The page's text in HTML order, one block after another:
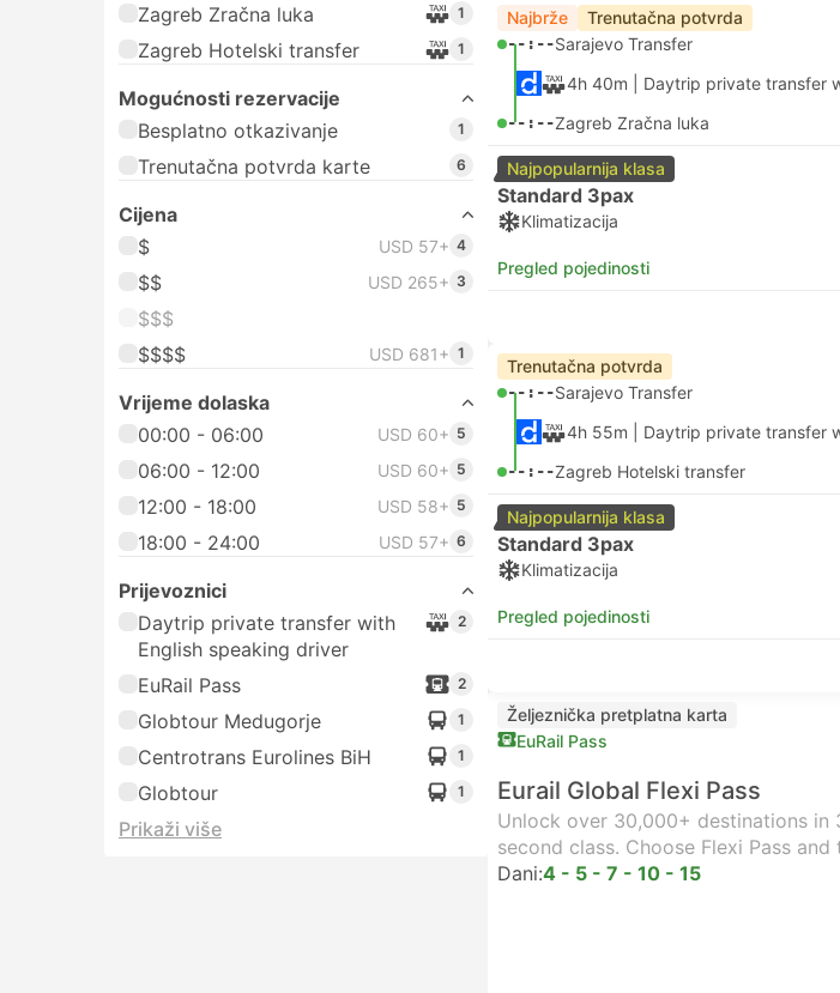
Zagreb Zračna luka 1
Zagreb Hotelski transfer 1
Mogućnosti rezervacije
Besplatno otkazivanje
1
Trenutačna potvrda karte 6
Cijena
$
USD 57+ 4
$$ USD 265+ 3
$$$
$$$$
USD 681+ 1
Vrijeme dolaska
00:00 - 06:00
USD 60+ 5
06:00 - 12:00 USD 60+ 5
12:00 - 18:00 USD 58+ 5
18:00 - 24:00 USD 57+ 6
Prijevoznici
Daytrip private transfer with
English speaking driver
2
EuRail Pass 2
Globtour Medugorje 1
Centrotrans Eurolines BiH 1
Globtour 1
Prikaži više
Najbrže Trenutačna potvrda
--:--Sarajevo Transfer
4h 40m | Daytrip private transfer
--:--Zagreb Zračna luka
Najpopularnija klasa
Standard 3pax
Klimatizacija
Pregled pojedinosti
Trenutačna potvrda
--:--Sarajevo Transfer
4h 55m | Daytrip private transfer
--:--Zagreb Hotelski transfer
Najpopularnija klasa
Standard 3pax
Klimatizacija
Pregled pojedinosti
Željeznička pretplatna karta
EuRail Pass
Eurail Global Flexi Pass
Unlock over 30,000+ destinations in
second class. Choose Flexi Pass
Dani:4 - 5 - 7 - 10 - 15